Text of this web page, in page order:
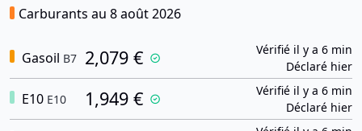
Carburants au 8 août 2026
Gasoil B7 2,079 €
Vérifié il y a 6 min
Déclaré hier
E10 E10 1,949 €
Vérifié il y a 6 min
Déclaré hier